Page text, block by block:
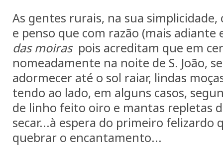
As gentes rurais, na sua
e penso que com razão (mais
das moiras pois acreditam que em
nomeadamente na noite de S. João,
adormecer até o sol raiar, lindas
tendo ao lado, em alguns casos,
de linho feito oiro e mantas repletas
secar...à espera do primeiro felizardo
quebrar o encantamento...